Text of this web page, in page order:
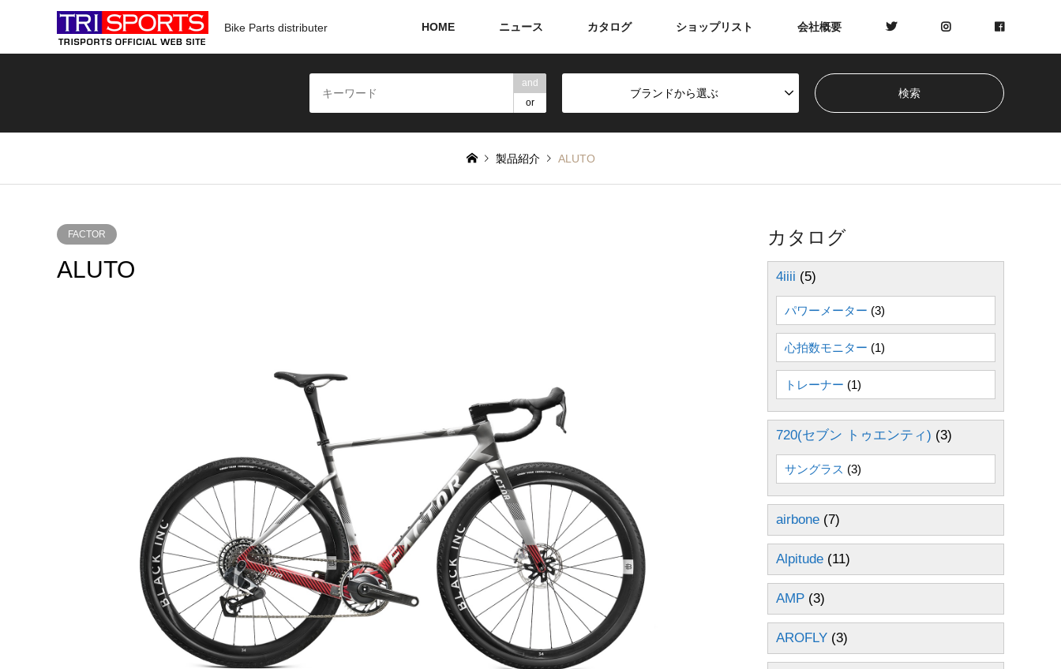
Bike Parts distributer HOME ニュース カタログ ショップリスト 会社概要
and
or
ブランドから選ぶ
製品紹介 ALUTO
FACTOR
ALUTO
カタログ
4iiii (5)
パワーメーター (3)
心拍数モニター (1)
トレーナー (1)
720(セブン トゥエンティ) (3)
サングラス (3)
airbone (7)
Alpitude (11)
AMP (3)
AROFLY (3)